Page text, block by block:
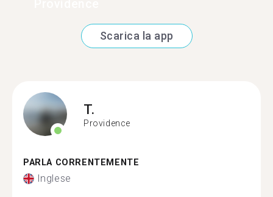
Scarica la app
T.
Providence
PARLA CORRENTEMENTE
Inglese